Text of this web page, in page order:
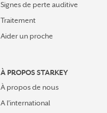
Signes de perte auditive
Traitement
Aider un proche
À PROPOS STARKEY
À propos de nous
A l'international